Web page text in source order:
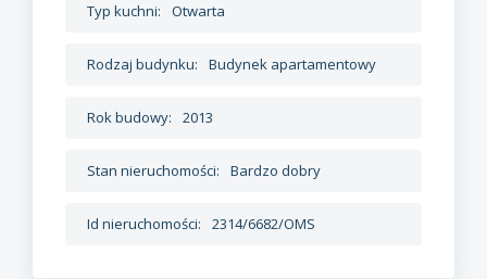
Typ kuchni: Otwarta
Rodzaj budynku: Budynek apartamentowy
Rok budowy: 2013
Stan nieruchomości: Bardzo dobry
Id nieruchomości: 2314/6682/OMS